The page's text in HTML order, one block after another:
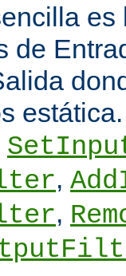
de
,
,